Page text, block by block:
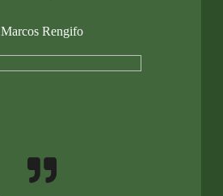
Marcos Rengifo